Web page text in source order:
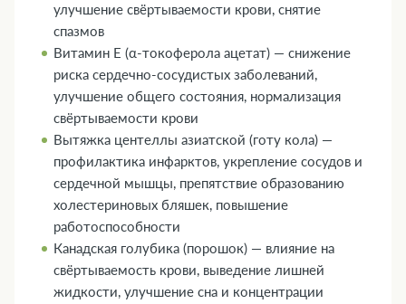
улучшение свёртываемости крови, снятие
спазмов
Витамин Е (α-токоферола ацетат) — снижение
риска сердечно-сосудистых заболеваний,
улучшение общего состояния, нормализация
свёртываемости крови
Вытяжка центеллы азиатской (готу кола) —
профилактика инфарктов, укрепление сосудов и
сердечной мышцы, препятствие образованию
холестериновых бляшек, повышение
работоспособности
Канадская голубика (порошок) — влияние на
свёртываемость крови, выведение лишней
жидкости, улучшение сна и концентрации